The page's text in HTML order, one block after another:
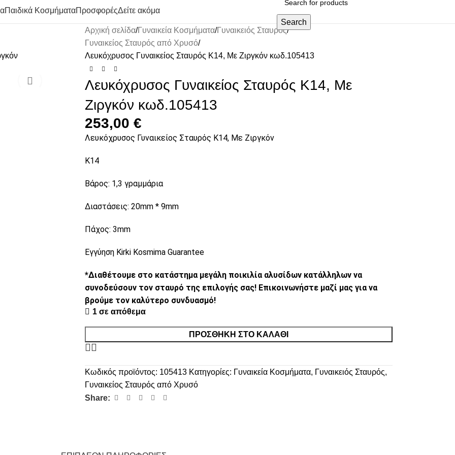
Παιδικά ΚοσμήματαΠροσφορέςΔείτε ακόμα
Search
Αρχική σελίδα Γυναικεία Κοσμήματα Γυναικειός Σταυρός
Γυναικείος Σταυρός από Χρυσό
Λευκόχρυσος Γυναικείος Σταυρός Κ14, Με Ζιργκόν κωδ.105413
Λευκόχρυσος Γυναικείος Σταυρός Κ14, Με
Ζιργκόν κωδ.105413
253,00€
Λευκόχρυσος Γυναικείος Σταυρός Κ14, Με Ζιργκόν
Κ14
Βάρος: 1,3 γραμμάρια
Διαστάσεις: 20mm * 9mm
Πάχος: 3mm
Εγγύηση Kirki Kosmima Guarantee
*Διαθέτουμε στο κατάστημα μεγάλη ποικιλία αλυσίδων κατάλληλων να
συνοδεύσουν τον σταυρό της επιλογής σας! Επικοινωνήστε μαζί μας για να
βρούμε τον καλύτερο συνδυασμό!
1 σε απόθεμα
ΠΡΟΣΘΉΚΗ ΣΤΟ ΚΑΛΆΘΙ
Κωδικός προϊόντος: 105413 Κατηγορίες: Γυναικεία Κοσμήματα, Γυναικειός Σταυρός,
Γυναικείος Σταυρός από Χρυσό
Share: